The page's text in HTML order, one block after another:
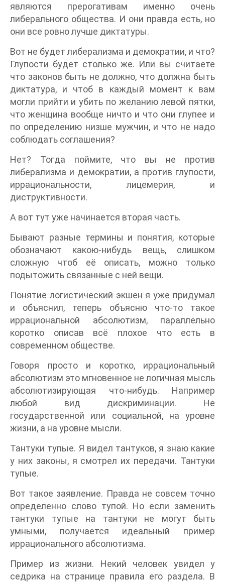
являются прерогативам именно очень
либерального общества. И они правда есть, но
они все ровно лучше диктатуры.
Вот не будет либерализма и демократии, и что?
Глупости будет столько же. Или вы считаете
что законов быть не должно, что должна быть
диктатура, и чтоб в каждый момент к вам
могли прийти и убить по желанию левой пятки,
что женщина вообще ничто и что они глупее и
по определению низше мужчин, и что не надо
соблюдать соглашения?
Нет? Тогда поймите, что вы не против
либерализма и демократии, а против глупости,
иррациональности, лицемерия, и
диструктивности.
А вот тут уже начинается вторая часть.
Бывают разные термины и понятия, которые
обозначают какою-нибудь вещь, слишком
сложную чтоб её описать, можно только
подытожить связанные с ней вещи.
Понятие логистический экшен я уже придумал
и объяснил, теперь объясню что-то такое
иррациональной абсолютизм, параллельно
коротко описав всё плохое что есть в
современном обществе.
Говоря просто и коротко, иррациональный
абсолютизм это мгновенное не логичная мысль
абсолютизирующая что-нибудь. Например
любой вид дискриминации. Не
государственной или социальной, на уровне
жизни, а на уровне мысли.
Тантуки тупые. Я видел тантуков, я знаю какие
у них законы, я смотрел их передачи. Тантуки
тупые.
Вот такое заявление. Правда не совсем точно
определенно слово тупой. Но если заменить
тантуки тупые на тантуки не могут быть
умными, получается идеальный пример
иррационального абсолютизма.
Пример из жизни. Некий человек увидел у
седрика на странице правила его раздела. В